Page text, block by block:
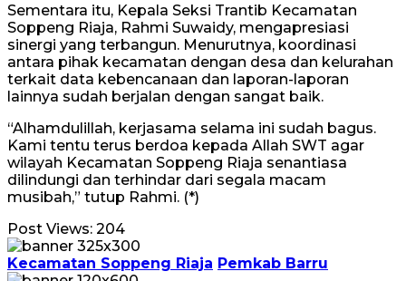
Sementara itu, Kepala Seksi Trantib Kecamatan
Soppeng Riaja, Rahmi Suwaidy, mengapresiasi
sinergi yang terbangun. Menurutnya, koordinasi
antara pihak kecamatan dengan desa dan kelurahan
terkait data kebencanaan dan laporan-laporan
lainnya sudah berjalan dengan sangat baik.
“Alhamdulillah, kerjasama selama ini sudah bagus.
Kami tentu terus berdoa kepada Allah SWT agar
wilayah Kecamatan Soppeng Riaja senantiasa
dilindungi dan terhindar dari segala macam
musibah,” tutup Rahmi. (*)
Post Views: 204
Kecamatan Soppeng Riaja Pemkab Barru